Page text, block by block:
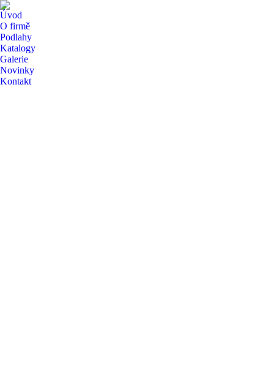
Úvod
O firmě
Podlahy
Katalogy
Galerie
Novinky
Kontakt